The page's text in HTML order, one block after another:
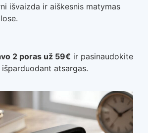
išvaizda ir aiškesnis matymas
2 poras už 59€ ir pasinaudokite
atsargas.